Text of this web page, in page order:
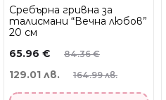
Сребърна гривна за
талисмани “Вечна любов”
20 см
84.36€
65.96 €
164.99 лв.
129.01 лв.